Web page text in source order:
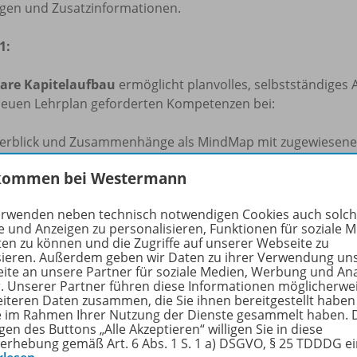
und Zusatzinformationen.
Kapitelaufbau ermöglicht planvolles, selbstständiges
Lehrplan geforderten Kompetenzen bei:
und Zusammenhänge als MindMap mit
Übersichten
und Probleme zur Erarbeitung und Anwendung von
durch Aufgaben mit unterschiedlichen
am Ende eines jeden Kapitels fördern die
Download mit umfangreichem
Übersichten aus dem Schülerband als
bei Westermann
neben technisch notwendigen Cookies auch
und Anzeigen zu personalisieren, Funktionen für soziale
zu können und die Zugriffe auf unserer Webseite zu
Außerdem geben wir Daten zu ihrer Verwendung
an unsere Partner für soziale Medien, Werbung und
Unserer Partner führen diese Informationen
Daten zusammen, die Sie ihnen bereitgestellt
im Rahmen Ihrer Nutzung der Dienste gesammelt haben.
des Buttons „Alle Akzeptieren“ willigen Sie in diese
gemäß Art. 6 Abs. 1 S. 1 a) DSGVO, § 25 TDDDG